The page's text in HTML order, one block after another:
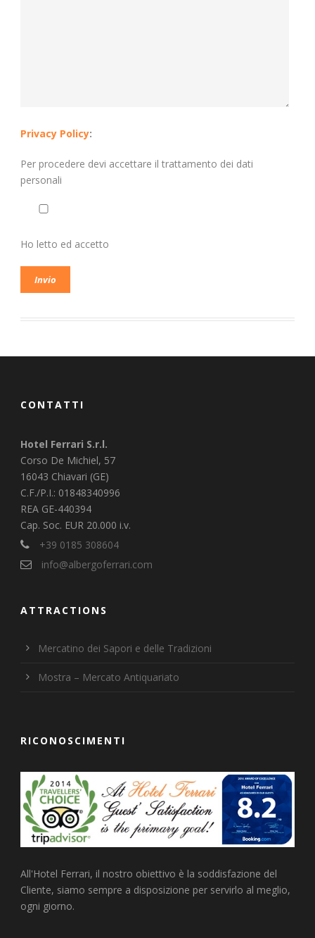
Privacy Policy:
Per procedere devi accettare il trattamento dei dati
personali
Ho letto ed accetto
CONTATTI
Hotel Ferrari S.r.l.
Corso De Michiel, 57
16043 Chiavari (GE)
C.F./P.I.: 01848340996
REA GE-440394
Cap. Soc. EUR 20.000 i.v.
+39 0185 308604
info@albergoferrari.com
ATTRACTIONS
Mercatino dei Sapori e delle Tradizioni
Mostra – Mercato Antiquariato
RICONOSCIMENTI
All'Hotel Ferrari, il nostro obiettivo è la soddisfazione del
Cliente, siamo sempre a disposizione per servirlo al meglio,
ogni giorno.